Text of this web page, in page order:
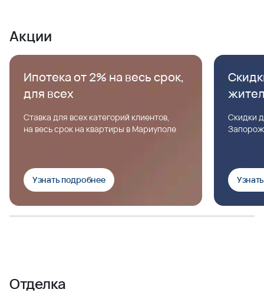
Акции
Ипотека от 2% на весь срок,
для всех
Ставка для всех категорий клиентов,
на весь срок на квартиры в Мариуполе
Узнать подробнее
Скидки
Отделка